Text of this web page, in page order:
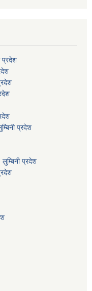
प्रदेश
प्रदेश
लुम्बिनी प्रदेश